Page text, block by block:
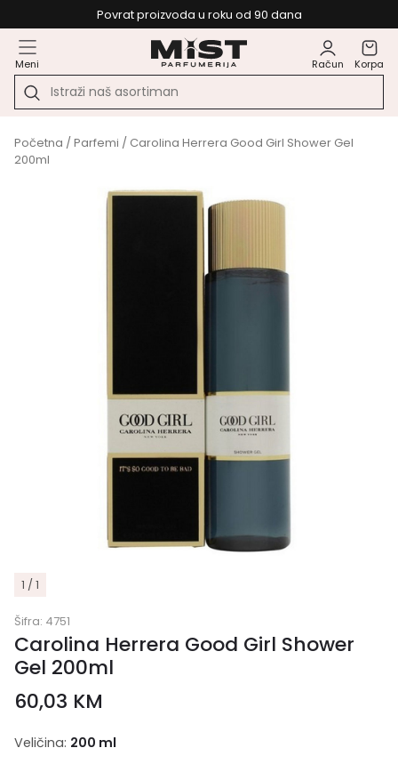
Povrat proizvoda u roku od 90 dana
Meni Račun Korpa
Početna /Parfemi / Carolina Herrera Good Girl Shower Gel
200ml
1 / 1
Šifra: 4751
Carolina Herrera Good Girl Shower
Gel 200ml
60,03 KM
Veličina: 200 ml